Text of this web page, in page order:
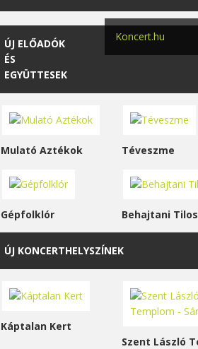
Koncert.hu
ÚJ ELŐADÓK
ÉS
EGYÜTTESEK
Mulató Aztékok Téveszme
Gépfolklór Behajtani Tilos
ÚJ KONCERTHELYSZÍNEK
Káptalan Kert